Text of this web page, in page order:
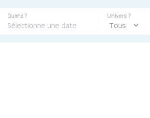
Quand ? Univers ?